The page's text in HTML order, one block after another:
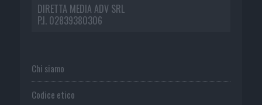
DIRETTA MEDIA ADV SRL
P.I. 02839380306
Chi siamo
Codice etico